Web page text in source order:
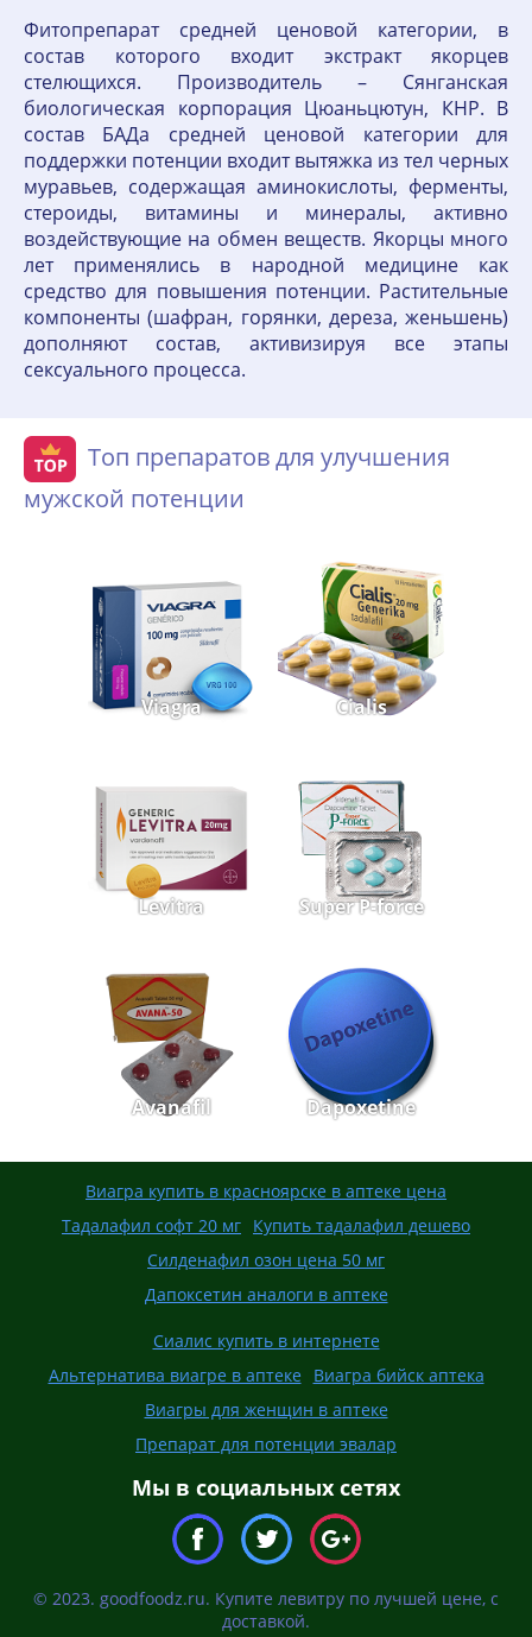
Фитопрепарат средней ценовой категории, в
состав которого входит экстракт якорцев
стелющихся. Производитель – Сянганская
биологическая корпорация Цюаньцютун, КНР. В
состав БАДа средней ценовой категории для
поддержки потенции входит вытяжка из тел черных
муравьев, содержащая аминокислоты, ферменты,
стероиды, витамины и минералы, активно
воздействующие на обмен веществ. Якорцы много
лет применялись в народной медицине как
средство для повышения потенции. Растительные
компоненты (шафран, горянки, дереза, женьшень)
дополняют состав, активизируя все этапы
сексуального процесса.
Топ препаратов для улучшения
мужской потенции
Viagra Cialis
Levitra Super P-force
Avanafil Dapoxetine
Виагра купить в красноярске в аптеке цена
Тадалафил софт 20 мг Купить тадалафил дешево
Силденафил озон цена 50 мг
Дапоксетин аналоги в аптеке
Сиалис купить в интернете
Альтернатива виагре в аптеке
Виагра бийск аптека
Виагры для женщин в аптеке
Препарат для потенции эвалар
Мы в социальных сетях
© 2023. goodfoodz.ru. Купите левитру по лучшей цене, с
доставкой.